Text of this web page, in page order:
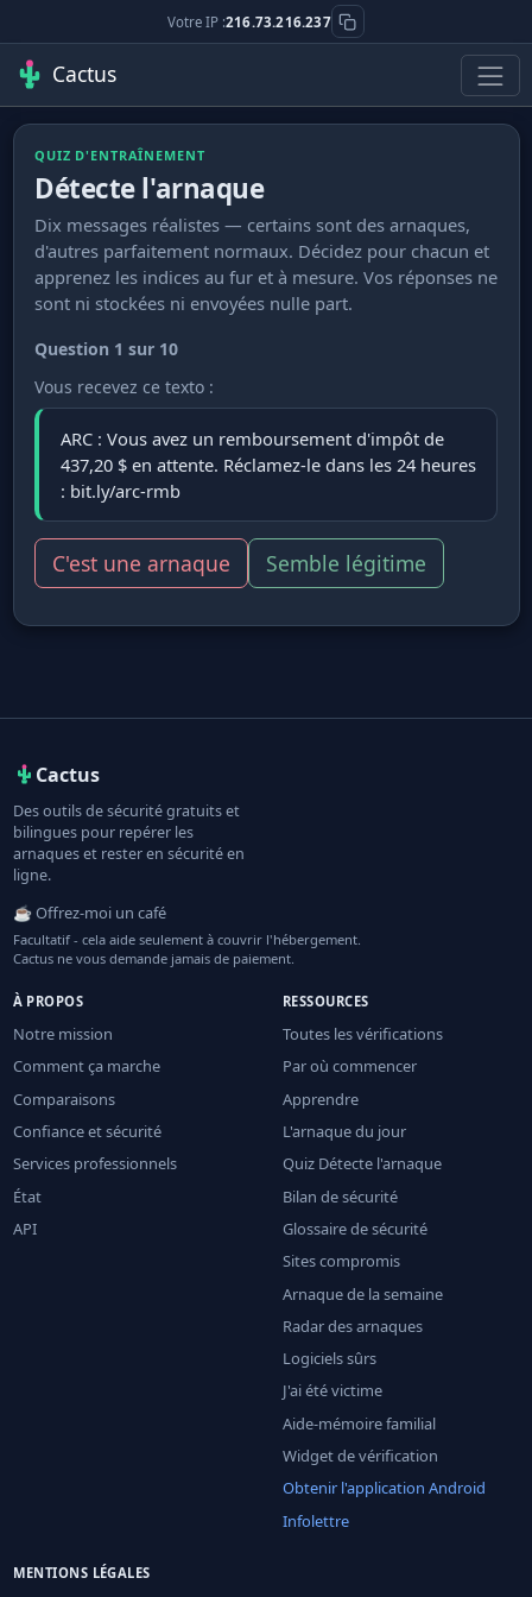
Votre IP :216.73.216.237
Cactus
QUIZ D'ENTRAÎNEMENT
Détecte l'arnaque
Dix messages réalistes — certains sont des arnaques,
d'autres parfaitement normaux. Décidez pour chacun et
apprenez les indices au fur et à mesure. Vos réponses ne
sont ni stockées ni envoyées nulle part.
Question 1 sur 10
Vous recevez ce texto :
ARC : Vous avez un remboursement d'impôt de
437,20 $ en attente. Réclamez-le dans les 24 heures
: bit.ly/arc-rmb
C'est une arnaque Semble légitime
Cactus
Des outils de sécurité gratuits et
bilingues pour repérer les
arnaques et rester en sécurité en
ligne.
☕ Offrez-moi un café
Facultatif - cela aide seulement à couvrir l'hébergement.
Cactus ne vous demande jamais de paiement.
À PROPOS
Notre mission
Comment ça marche
Comparaisons
Confiance et sécurité
Services professionnels
État
API
RESSOURCES
Toutes les vérifications
Par où commencer
Apprendre
L'arnaque du jour
Quiz Détecte l'arnaque
Bilan de sécurité
Glossaire de sécurité
Sites compromis
Arnaque de la semaine
Radar des arnaques
Logiciels sûrs
J'ai été victime
Aide-mémoire familial
Widget de vérification
Obtenir l'application Android
Infolettre
MENTIONS LÉGALES